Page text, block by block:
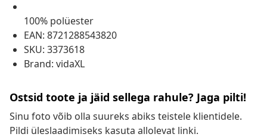
100% polüester
EAN: 8721288543820
SKU: 3373618
Brand: vidaXL
Ostsid toote ja jäid sellega rahule? Jaga pilti!
Sinu foto võib olla suureks abiks teistele klientidele.
Pildi üleslaadimiseks kasuta allolevat linki.